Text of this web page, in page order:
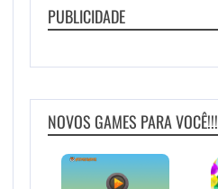
PUBLICIDADE
NOVOS GAMES PARA VOCÊ!!!